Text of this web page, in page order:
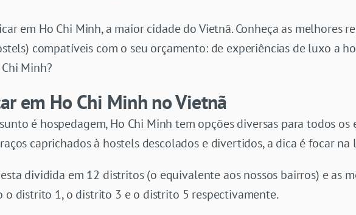
em Ho Chi Minh, a maior cidade do Vietnã. Conheça as melhores
compatíveis com o seu orçamento: de experiências de luxo a
Minh?
em Ho Chi Minh no Vietnã
é hospedagem, Ho Chi Minh tem opções diversas para todos
caprichados à hostels descolados e divertidos, a dica é focar na
dividida em 12 distritos (o equivalente aos nossos bairros) e as
o distrito 1, o distrito 3 e o distrito 5 respectivamente.